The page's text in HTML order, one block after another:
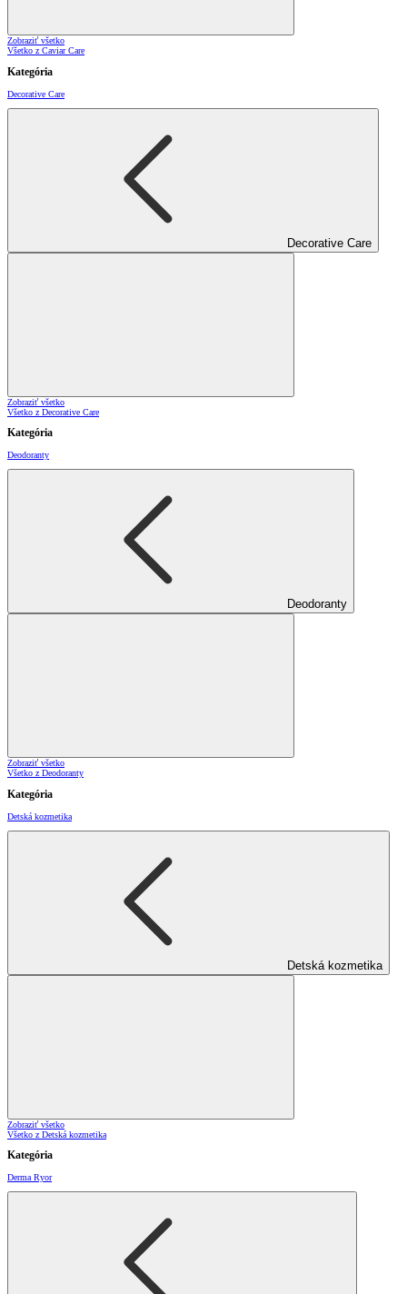
Zobraziť všetko
Všetko z Caviar Care
Kategória
Decorative Care
Decorative Care
Zobraziť všetko
Všetko z Decorative Care
Kategória
Deodoranty
Deodoranty
Zobraziť všetko
Všetko z Deodoranty
Kategória
Detská kozmetika
Detská kozmetika
Zobraziť všetko
Všetko z Detská kozmetika
Kategória
Derma Ryor